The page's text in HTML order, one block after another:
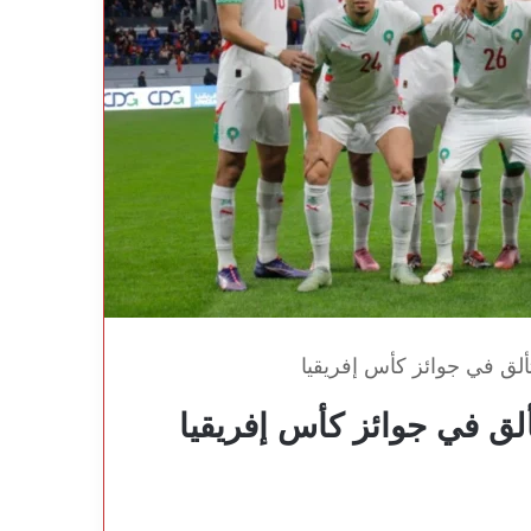
في جوائز كأس إفريقيا
في جوائز كأس إفريقيا